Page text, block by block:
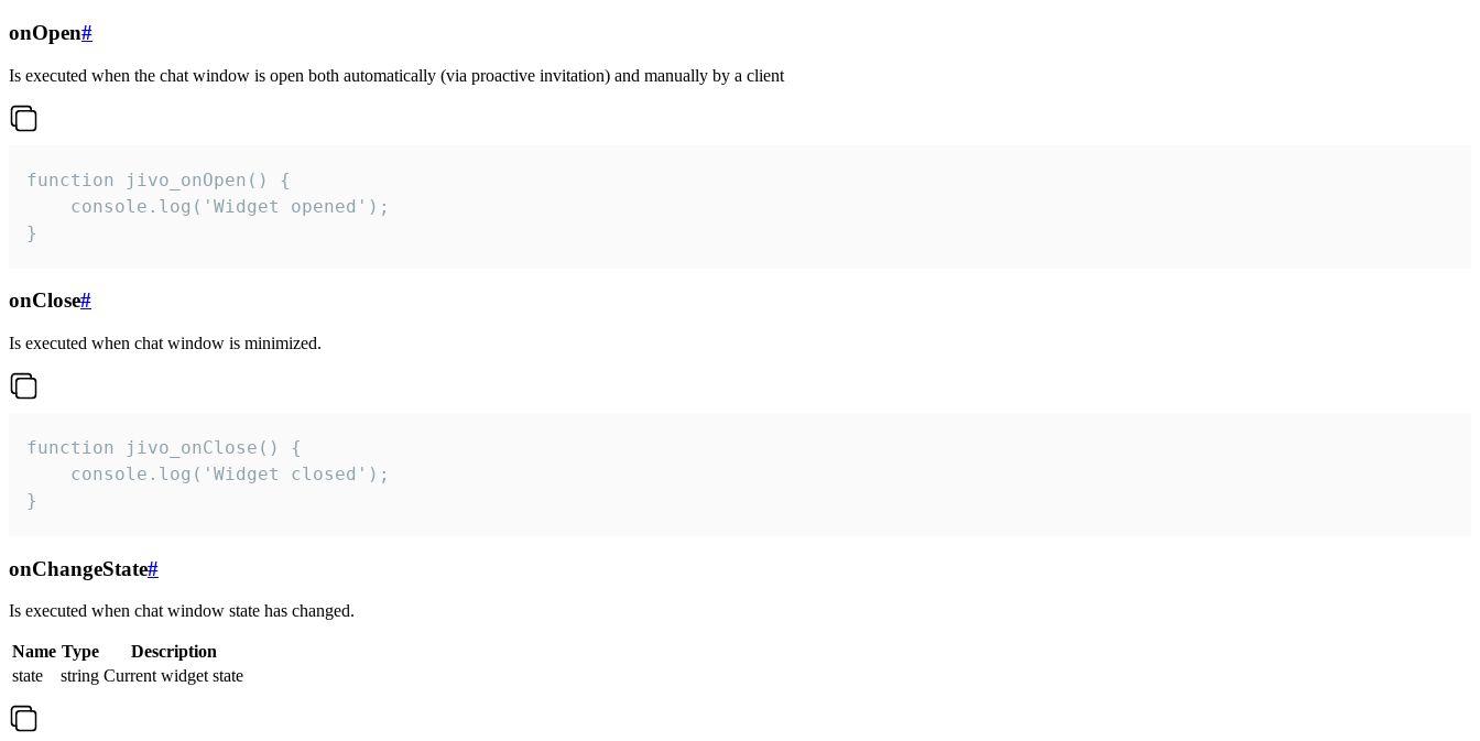
onOpen#
Is executed when the chat window is open both automatically (via proactive invitation) and manually by a client
function jivo_onOpen() {
    console.log('Widget opened');
}
onClose#
Is executed when chat window is minimized.
function jivo_onClose() {
    console.log('Widget closed');
}
onChangeState#
Is executed when chat window state has changed.
Name Type
Description
state
string Current widget state